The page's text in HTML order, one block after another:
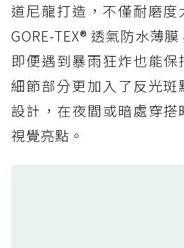
防水鞋推薦 6. HOKA
復刻厚底，GORE-TEX 防
防水鞋推薦 7.
黃靴同級頂級防水，輕量
防水鞋推薦 7.
黃靴同級頂級防水，輕量化
道尼龍打造，不僅耐磨
GORE-TEX® 透氣防水薄
即便遇到暴雨狂炸也能保
細節部分更加入了反光斑
設計，在夜間或暗處穿
視覺亮點。